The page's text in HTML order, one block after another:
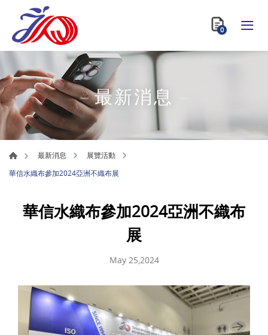
0
最新消息
最新消息
展覽活動
華信水織布參加2024亞洲不織布展
華信水織布參加2024亞洲不織布
展
May 25,2024